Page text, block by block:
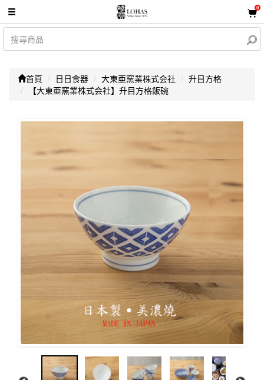
0
首頁 日日食器 大東亜窯業株式会社
升目方格
【大東亜窯業株式会社】升目方格飯碗